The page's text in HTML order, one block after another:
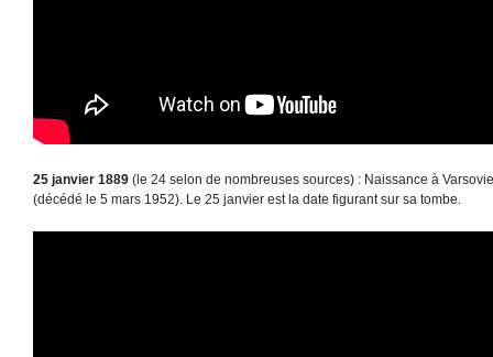
25 janvier 1889 (le 24 selon de nombreuses sources) : Naissance à
(décédé le 5 mars 1952). Le 25 janvier est la date figurant sur sa tombe.